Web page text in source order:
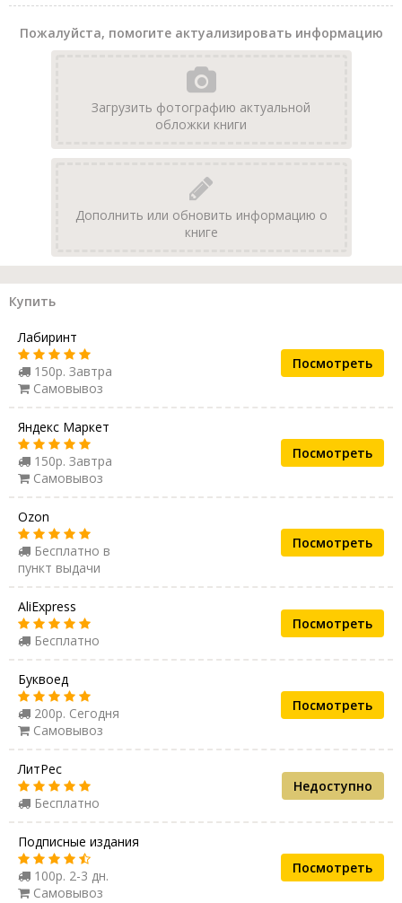
Пожалуйста, помогите актуализировать информацию
Загрузить фотографию актуальной
обложки книги
Дополнить или обновить информацию о
книге
Купить
Лабиринт
150р. Завтра
Самовывоз
Посмотреть
Яндекс Маркет
150р. Завтра
Самовывоз
Посмотреть
Ozon
Бесплатно в
пункт выдачи
Посмотреть
AliExpress
Бесплатно
Посмотреть
Буквоед
200р. Сегодня
Самовывоз
Посмотреть
ЛитРес
Бесплатно
Недоступно
Подписные издания
100р. 2-3 дн.
Самовывоз
Посмотреть